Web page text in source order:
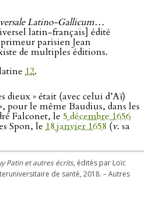
Latino-Gallicum…
latin-français] édité
parisien Jean
de multiples éditions.
12.
dieux » était (avec celui d’Aï)
pour le même Baudius, dans les
Falconet, le 5 décembre 1656
Spon, le 18 janvier 1658 (v. sa
Patin et autres écrits, édités par Loïc
de santé, 2018. – Autres